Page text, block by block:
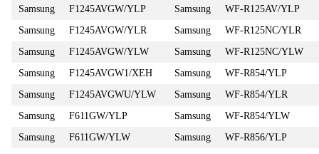
Samsung
F1245AVGW/YLP Samsung
WF-R125AV/YLP
Samsung
F1245AVGW/YLR Samsung
WF-R125NC/YLR
Samsung
F1245AVGW/YLW Samsung
WF-R125NC/YLW
Samsung
F1245AVGW1/XEH Samsung
WF-R854/YLP
Samsung
F1245AVGWU/YLW Samsung
WF-R854/YLR
Samsung
F611GW/YLP Samsung
WF-R854/YLW
Samsung
F611GW/YLW Samsung
WF-R856/YLP